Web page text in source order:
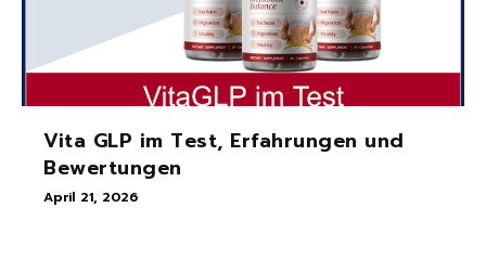
Vita GLP im Test, Erfahrungen und
Bewertungen
April 21, 2026